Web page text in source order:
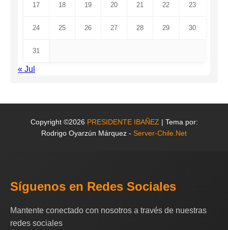
17 18 19 20 21 22 23
24 25 26 27 28 29 30
31
« Jul
Copyright ©2026 PRESIDENTE IBAÑEZ | Tema por:
Rodrigo Oyarzún Márquez - Server-Chile.Net
Síguenos en Redes Sociales
Mantente conectado con nosotros a través de nuestras
redes sociales